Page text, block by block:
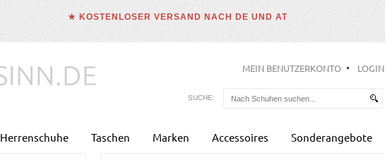
★ KOSTENLOSER VERSAND NACH DE UND AT
MEIN BENUTZERKONTO LOGIN
SUCHE:
Herrenschuhe Taschen Marken Accessoires Sonderangebote